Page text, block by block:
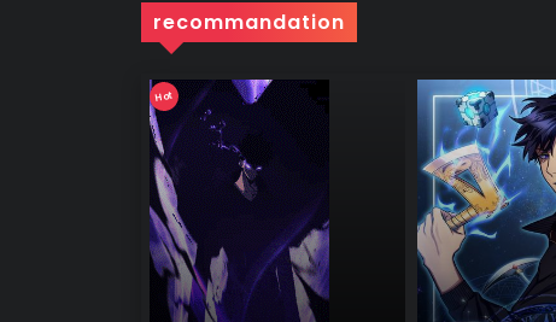
recommandation
Hot